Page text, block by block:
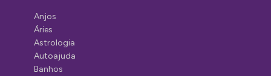
Anjos
Áries
Astrologia
Autoajuda
Banhos